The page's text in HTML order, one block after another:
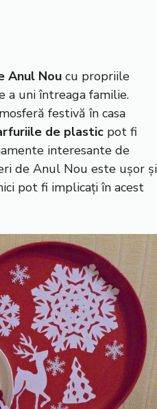
Anul Nou cu propriile
a uni întreaga familie.
festivă în casa
de plastic pot fi
interesante de
de Anul Nou este ușor și
pot fi implicați în acest